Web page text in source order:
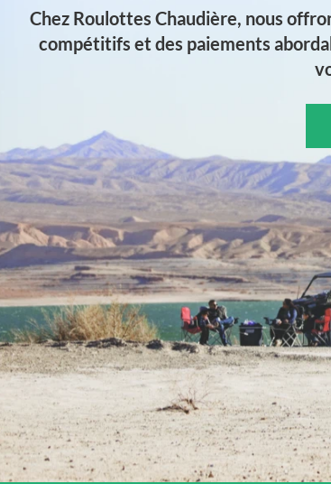
Chez Roulottes Chaudière, nous
compétitifs et des paiements